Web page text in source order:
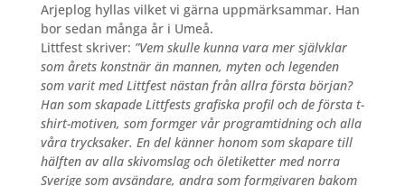
Arjeplog hyllas vilket vi gärna uppmärksammar. Han
bor sedan många år i Umeå.
Littfest skriver: ”Vem skulle kunna vara mer självklar
som årets konstnär än mannen, myten och legenden
som varit med Littfest nästan från allra första början?
Han som skapade Littfests grafiska profil och de första t-
shirt-motiven, som formger vår programtidning och alla
våra trycksaker. En del känner honom som skapare till
hälften av alla skivomslag och öletiketter med norra
Sverige som avsändare, andra som formgivaren bakom